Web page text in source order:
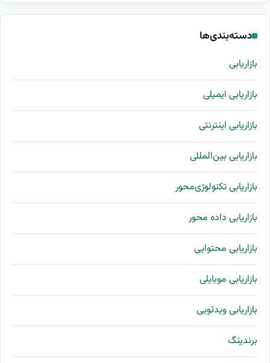
دسته‌بندی‌ها
بازاریابی
بازاریابی ایمیلی
بازاریابی اینترنتی
بازاریابی بین‌المللی
بازاریابی تکنولوژی‌محور
بازاریابی داده محور
بازاریابی محتوایی
بازاریابی موبایلی
بازاریابی ویدئویی
برندینگ